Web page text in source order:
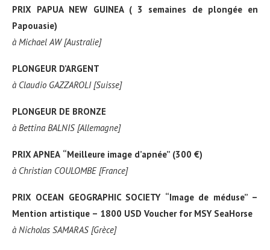
PRIX PAPUA NEW GUINEA ( 3 semaines de plongée en
Papouasie)
à Michael AW [Australie]
PLONGEUR D’ARGENT
à Claudio GAZZAROLI [Suisse]
PLONGEUR DE BRONZE
à Bettina BALNIS [Allemagne]
PRIX APNEA “Meilleure image d’apnée” (300 €)
à Christian COULOMBE [France]
PRIX OCEAN GEOGRAPHIC SOCIETY “Image de méduse” –
Mention artistique – 1800 USD Voucher for MSY SeaHorse
à Nicholas SAMARAS [Grèce]